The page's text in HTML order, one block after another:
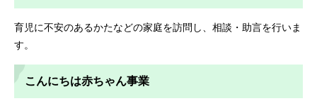
育児に不安のあるかたなどの家庭を訪問し、相談・助言を行いま
す。
こんにちは赤ちゃん事業